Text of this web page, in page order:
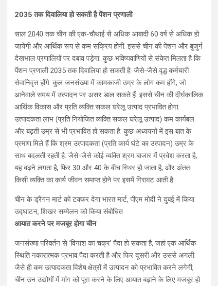
2035 तक दिवालिया हो सकती है पेंशन प्रणाली
साल 2040 तक चीन की एक-चौथाई से अधिक आबादी 60 वर्ष से अधिक हो
जायेगी और आर्थिक रूप से कम सक्रिय होगी. इससे चीन की पेंशन और बुजुर्ग
देखभाल प्रणालियों पर दबाव पड़ेगा. कुछ भविष्यवाणियों से संकेत मिलता है कि
पेंशन प्रणाली 2035 तक दिवालिया हो सकती है. जैसे-जैसे वृद्ध कर्मचारी
सेवानिवृत्त होंगे. कुल जनसंख्या में कामकाजी उम्र के लोग कम होंगे, जो
आनेवाले समय में उत्पादन पर असर डाल सकते हैं. इससे चीन की दीर्घकालिक
आर्थिक विकास और प्रति व्यक्ति सकल घरेलू उत्पाद प्रभावित होगा.
उत्पादकता लाभ (प्रति नियोजित व्यक्ति सकल घरेलू उत्पाद) कम कार्यबल
और बढ़ती उम्र से भी प्रभावित हो सकता है. कुछ अध्ययनों में इस बात के
प्रमाण मिले हैं कि श्रम उत्पादकता (प्रति कार्य घंटे का उत्पादन) उम्र के
साथ बदलती रहती है. जैसे-जैसे कोई व्यक्ति श्रम बाजार में प्रवेश करता है,
यह बढ़ने लगता है, फिर 30 और 40 के बीच स्थिर हो जाता है, और अंततः
किसी व्यक्ति का कार्य जीवन समाप्त होने पर इसमें गिरावट आती है.
चीन के ड्रैगन मार्ट को टक्कर देगा भारत मार्ट, पीएम मोदी ने दुबई में किया
उद्घाटन, शिखर सम्मेलन को किया संबोधित
आयात करने पर मजबूर होगा चीन
जनसंख्या परिवर्तन से ‘विनाश का चक्र’ पैदा हो सकता है, जहां एक आर्थिक
स्थिति नकारात्मक प्रभाव पैदा करती है और फिर दूसरी और उससे अगली.
जैसे ही कम उत्पादकता विशेष क्षेत्रों में उत्पादन को प्रभावित करने लगेगी,
चीन उन उद्योगों में मांग को पूरा करने के लिए आयात बढ़ाने के लिए मजबूर हो